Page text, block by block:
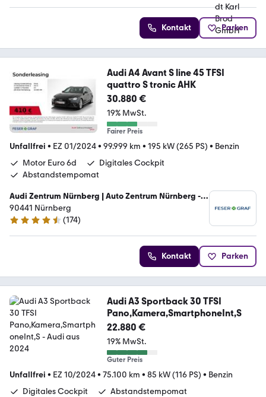
Kontakt Parken
Audi A4 Avant S line 45 TFSI
quattro S tronic AHK
30.880 €
19% MwSt.
Fairer Preis
Unfallfrei • EZ 01/2024• 99.999 km • 195 kW (265 PS) • Benzin
Motor Euro 6d
Digitales Cockpit
Abstandstempomat
Audi Zentrum Nürnberg | Auto Zentrum Nürnberg -
Feser GmbH
90441 Nürnberg
4.4 Sterne
(174)
Kontakt Parken
Audi A3 Sportback 30 TFSI
Pano,Kamera,SmartphoneInt,S
22.880 €
19% MwSt.
Guter Preis
Unfallfrei • EZ 10/2024• 75.100 km • 85 kW (116 PS) • Benzin
Digitales Cockpit
Abstandstempomat